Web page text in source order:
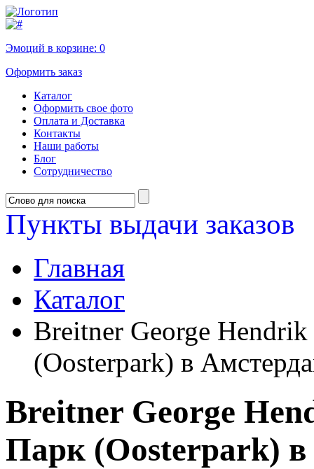
Эмоций в корзине: 0
Оформить заказ
Каталог
Оформить свое фото
Оплата и Доставка
Контакты
Наши работы
Блог
Сотрудничество
Пункты выдачи заказов
Главная
Каталог
Breitner George
(Oosterpark) в
Breitner George
Парк (Oosterpark) в